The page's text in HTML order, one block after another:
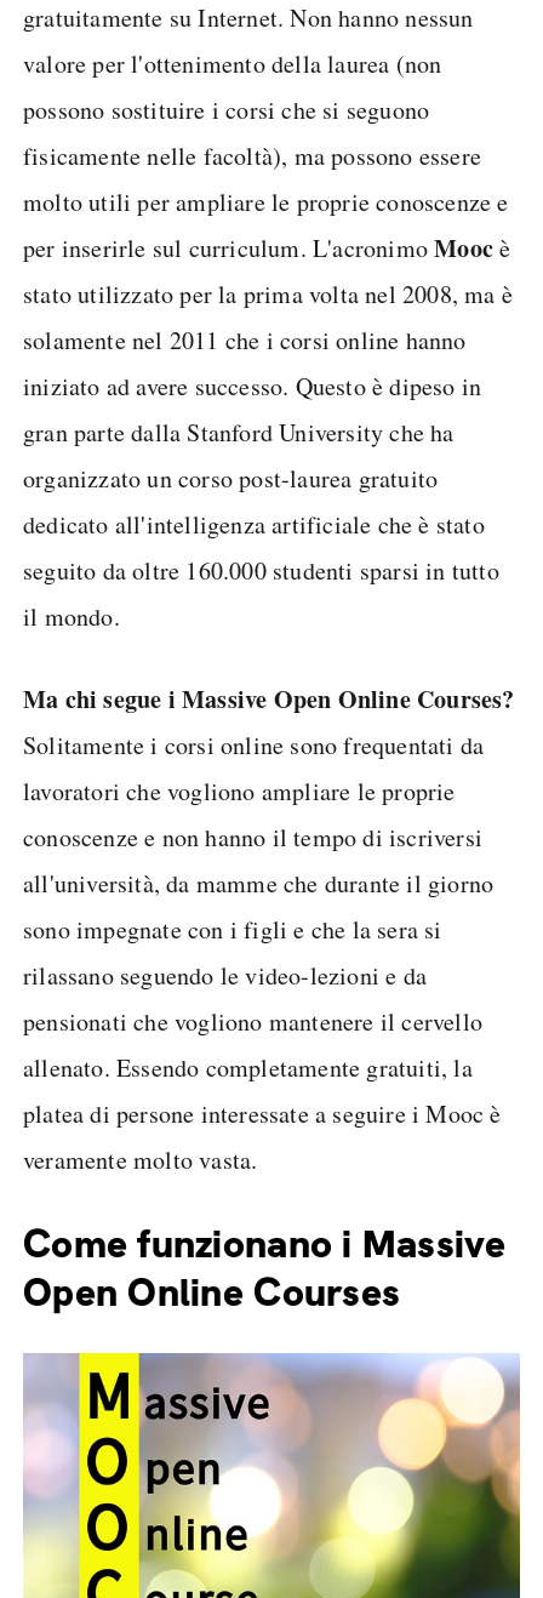
gratuitamente su Internet. Non hanno nessun
valore per l'ottenimento della laurea (non
possono sostituire i corsi che si seguono
fisicamente nelle facoltà), ma possono essere
molto utili per ampliare le proprie conoscenze e
per inserirle sul curriculum. L'acronimoMoocè
stato utilizzato per la prima volta nel 2008, ma è
solamente nel 2011 che i corsi online hanno
iniziato ad avere successo. Questo è dipeso in
gran parte dalla Stanford University che ha
organizzato un corso post-laurea gratuito
dedicato all'intelligenza artificiale che è stato
seguito da oltre 160.000 studenti sparsi in tutto
il mondo.
Ma chi segue i Massive Open Online Courses?
Solitamente i corsi online sono frequentati da
lavoratori che vogliono ampliare le proprie
conoscenze e non hanno il tempo di iscriversi
all'università, da mamme che durante il giorno
sono impegnate con i figli e che la sera si
rilassano seguendo le video-lezioni e da
pensionati che vogliono mantenere il cervello
allenato. Essendo completamente gratuiti, la
platea di persone interessate a seguire i Mooc è
veramente molto vasta.
Come funzionano i Massive
Open Online Courses